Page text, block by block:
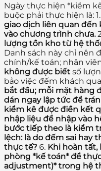
Ngày thực hiện *kiểm
buộc phải thực hiện là: 1.
giao dịch liên quan đến
vào chương trình chưa.
lượng tồn kho từ hệ
Danh sách này chỉ nên
chính/kế toán; nhân
không được biết số
bảo việc đếm khách
bắt đầu; mỗi mặt hàng
dán ngay lập tức để
kiểm kê được điền kết
nhập liệu để nhập vào
bước tiếp theo là kiểm
lệch: là do đếm sai hay
thực tế? 6. Khi hoàn tất,
phòng *kế toán* để
adjustment)* trong hệ